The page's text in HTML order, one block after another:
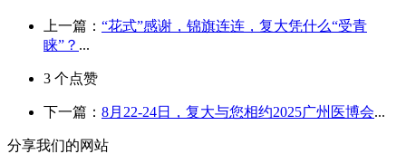
上一篇： “花式”感谢，锦旗连连，复大凭什么“受青
睐”？ ...
3 个点赞
下一篇： 8月22-24日，复大与您相约2025广州医博会...
分享我们的网站